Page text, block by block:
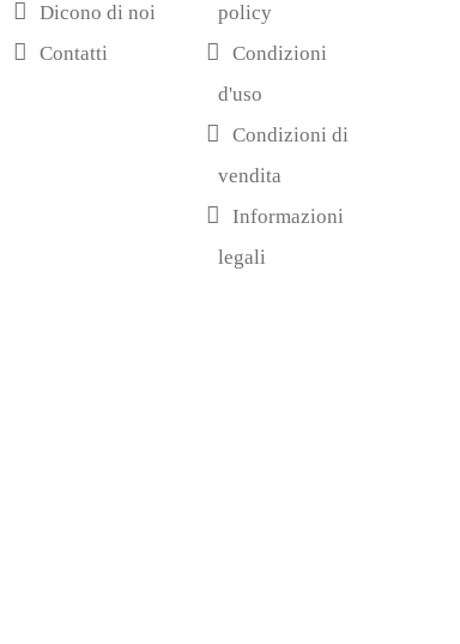
Dicono di noi
Contatti
policy
Condizioni
d'uso
Condizioni di
vendita
Informazioni
legali